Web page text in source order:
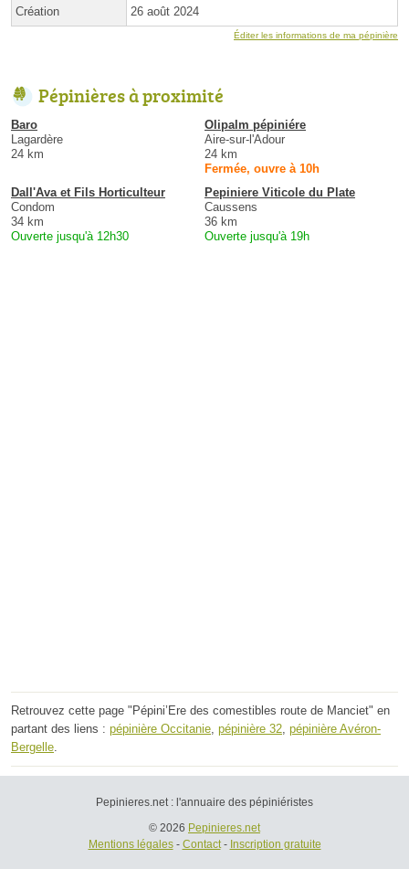
Création 26 août 2024
Éditer les informations de ma pépinière
Pépinières à proximité
Baro
Lagardère
24 km
Olipalm pépiniére
Aire-sur-l'Adour
24 km
Fermée, ouvre à 10h
Dall'Ava et Fils Horticulteur
Condom
34 km
Ouverte jusqu'à 12h30
Pepiniere Viticole du Plate
Caussens
36 km
Ouverte jusqu'à 19h
Retrouvez cette page "Pépini’Ere des comestibles route de Manciet" en
partant des liens : pépinière Occitanie, pépinière 32, pépinière Avéron-
Bergelle.
Pepinieres.net : l'annuaire des pépiniéristes
© 2026 Pepinieres.net
Mentions légales- Contact- Inscription gratuite